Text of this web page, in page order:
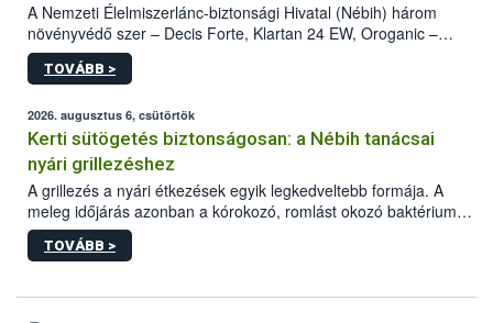
A Nemzeti Élelmiszerlánc-biztonsági Hivatal (Nébih) három
növényvédő szer – Decis Forte, Klartan 24 EW, Oroganic –
engedélyokiratát módosította, így azok a szüretet követően,
egészen a vesszőérettség (BBCH 91) stádiumáig
érésű szőlőkben is legyen lehetőség a károsító elleni további
védekezésre. Az Oroganic készítmény kis kiszerelésben kiskerti
felhasználók számára is elérhető és ökológiai termesztésben is
engedélyezett.
TOVÁBB >
2026. augusztus 6, csütörtök
Kerti sütögetés biztonságosan: a Nébih tanácsai
nyári grillezéshez
A grillezés a nyári étkezések egyik legkedveltebb formája. A
meleg időjárás azonban a kórokozó, romlást okozó baktériumok
gyorsabb szaporodásának is kedvez. A szabadtéri sütögetés
ezért nem csupán a megfelelő sütési technikáról szól: legalább
higiéniai szabályok betartása, a megfelelő hőkezelés, valamint a
TOVÁBB >